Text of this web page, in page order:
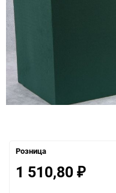
Розница
1 510,80 ₽